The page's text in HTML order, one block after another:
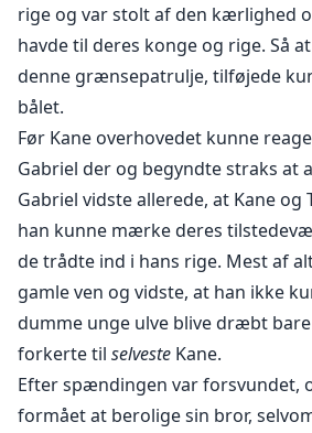
rige og var stolt af den kærlighed
havde til deres konge og rige. Så
denne grænsepatrulje, tilføjede
bålet.
Før Kane overhovedet kunne
Gabriel der og begyndte straks at
Gabriel vidste allerede, at Kane og
han kunne mærke deres
de trådte ind i hans rige. Mest af
gamle ven og vidste, at han ikke
dumme unge ulve blive dræbt
forkerte til selveste Kane.
Efter spændingen var forsvundet,
formået at berolige sin bror,